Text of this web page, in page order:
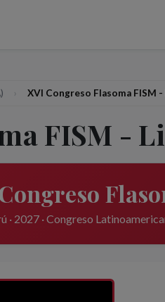
XVI Congreso Flasoma FISM -
FISM -
· 2027 · Congreso